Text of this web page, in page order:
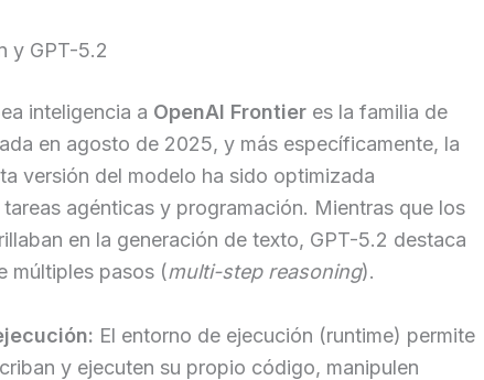
y GPT-5.2
inteligencia a OpenAI Frontier es la familia de
en agosto de 2025, y más específicamente, la
versión del modelo ha sido optimizada
agénticas y programación. Mientras que los
en la generación de texto, GPT-5.2 destaca
múltiples pasos (multi-step reasoning).
El entorno de ejecución (runtime) permite
y ejecuten su propio código, manipulen